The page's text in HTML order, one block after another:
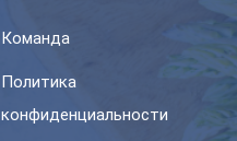
Команда
Политика
конфиденциальности